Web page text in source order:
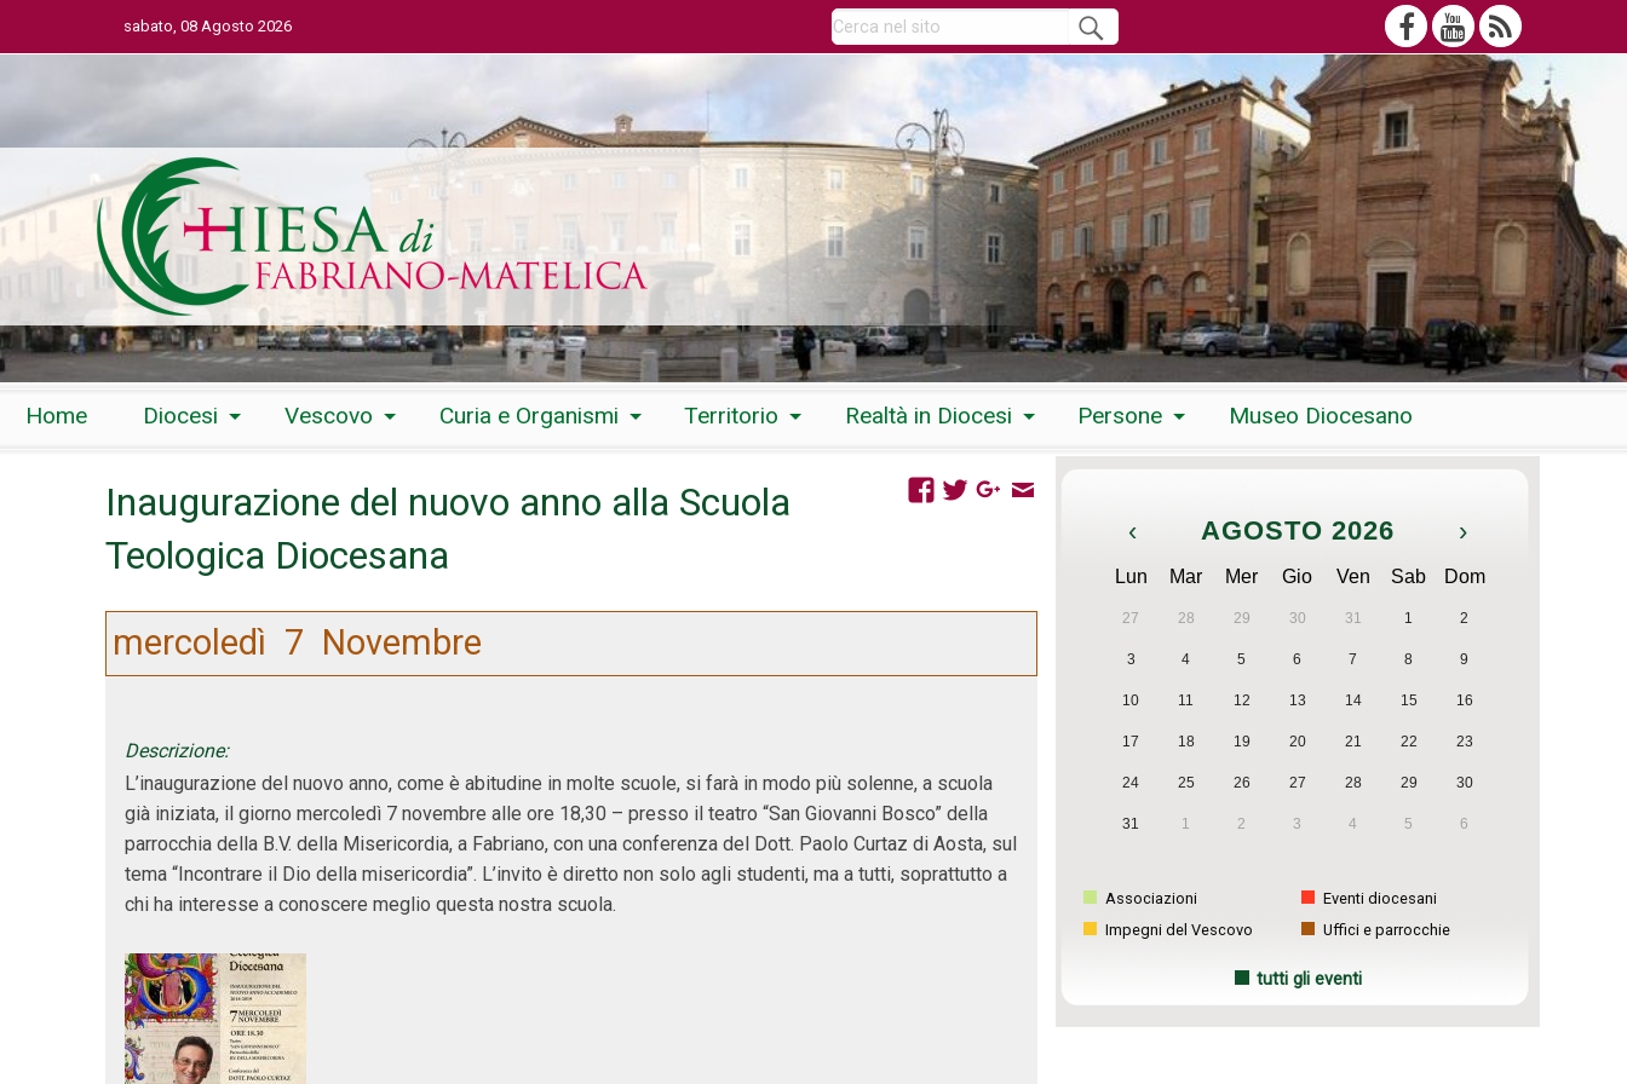
sabato, 08 Agosto 2026
Home Diocesi Vescovo Curia e Organismi Territorio Realtà in Diocesi Persone Museo Diocesano
Inaugurazione del nuovo anno alla Scuola
Teologica Diocesana
mercoledì 7 Novembre
Descrizione:
L’inaugurazione del nuovo anno, come è abitudine in molte scuole, si farà in modo più solenne, a scuola
già iniziata, il giorno mercoledì 7 novembre alle ore 18,30 – presso il teatro “San Giovanni Bosco” della
parrocchia della B.V. della Misericordia, a Fabriano, con una conferenza del Dott. Paolo Curtaz di Aosta, sul
tema “Incontrare il Dio della misericordia”. L’invito è diretto non solo agli studenti, ma a tutti, soprattutto a
chi ha interesse a conoscere meglio questa nostra scuola.
‹ AGOSTO 2026 ›
Lun Mar Mer Gio Ven Sab Dom
27 28 29 30 31 1 2
3 4 5 6 7 8 9
10 11 12 13 14 15 16
17 18 19 20 21 22 23
24 25 26 27 28 29 30
31 1 2 3 4 5 6
Associazioni
Eventi diocesani
Impegni del Vescovo
Uffici e parrocchie
tutti gli eventi